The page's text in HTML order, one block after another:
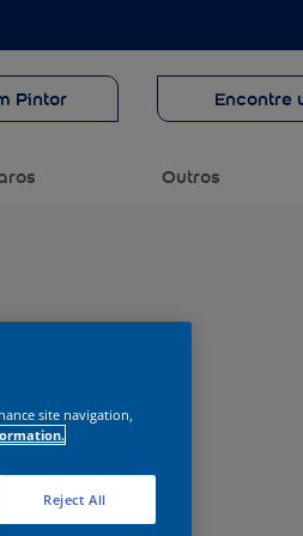
Pintor Encontre
Outros
site navigation,
Reject All